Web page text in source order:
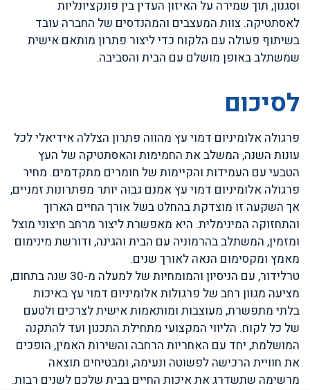
וסגנון, תוך שמירה על האיזון העדין בין פונקציונליות
לאסתטיקה. צוות המעצבים והמהנדסים של החברה עובד
בשיתוף פעולה עם הלקוח כדי ליצור פתרון מותאם אישית
שמשתלב באופן מושלם עם הבית והסביבה.
לסיכום
פרגולה אלומיניום דמוי עץ מהווה פתרון הצללה אידיאלי לכל
עונות השנה, המשלב את החמימות והאסתטיקה של העץ
הטבעי עם העמידות והקיימות של חומרים מתקדמים. מחיר
פרגולה אלומיניום דמוי עץ אמנם גבוה יותר מפתרונות זמניים,
אך השקעה זו מוצדקת בהחלט בשל אורך החיים הארוך
והתחזוקה המינימלית. היא מאפשרת ליצור מרחב חיצוני מוצל
ומזמין, המשתלב בהרמוניה עם הבית והגינה, ודורשת מינימום
מאמץ ומקסימום הנאה לאורך שנים.
טרלידור, עם הניסיון והמומחיות של למעלה מ-30 שנה בתחום,
מציעה מגוון רחב של פרגולות אלומיניום דמוי עץ באיכות
בלתי מתפשרת, מעוצבות ומותאמות אישית לצרכים ולטעם
של כל לקוח. הליווי המקצועי מתחילת התכנון ועד להתקנה
המושלמת, יחד עם האחריות הרחבה והשירות האמין, הופכים
את חוויית הרכישה לפשוטה ונעימה, ומבטיחים תוצאה
מרשימה שתשדרג את איכות החיים בבית שלכם לשנים רבות.